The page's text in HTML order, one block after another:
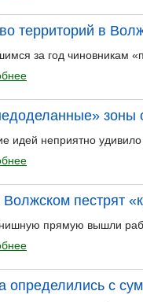
территорий в
за год чиновникам
зоны
идей неприятно удивило
пестрят
прямую вышли
определились с